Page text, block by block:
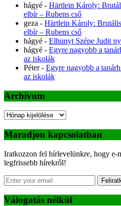
hágyé - Härtlein Károly:
elbír – Rubens cső
geza - Härtlein Károly:
elbír – Rubens cső
hágyé - Elhunyt Szépe Judit
hágyé - Egyre nagyobb a
az iskolák
Péter- Egyre nagyobb a
az iskolák
Archívum
Archívum
Maradjon kapcsolatban
Iratkozzon fel hírlevelünkre, hogy e-
legfrissebb hírekről!
Válogatás nélkül